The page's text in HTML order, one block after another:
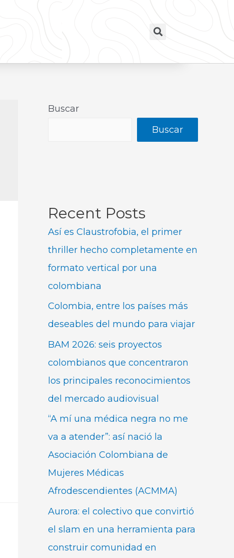
Buscar
Buscar
Recent Posts
Así es Claustrofobia, el primer
thriller hecho completamente en
formato vertical por una
colombiana
Colombia, entre los países más
deseables del mundo para viajar
BAM 2026: seis proyectos
colombianos que concentraron
los principales reconocimientos
del mercado audiovisual
“A mí una médica negra no me
va a atender”: así nació la
Asociación Colombiana de
Mujeres Médicas
Afrodescendientes (ACMMA)
Aurora: el colectivo que convirtió
el slam en una herramienta para
construir comunidad en